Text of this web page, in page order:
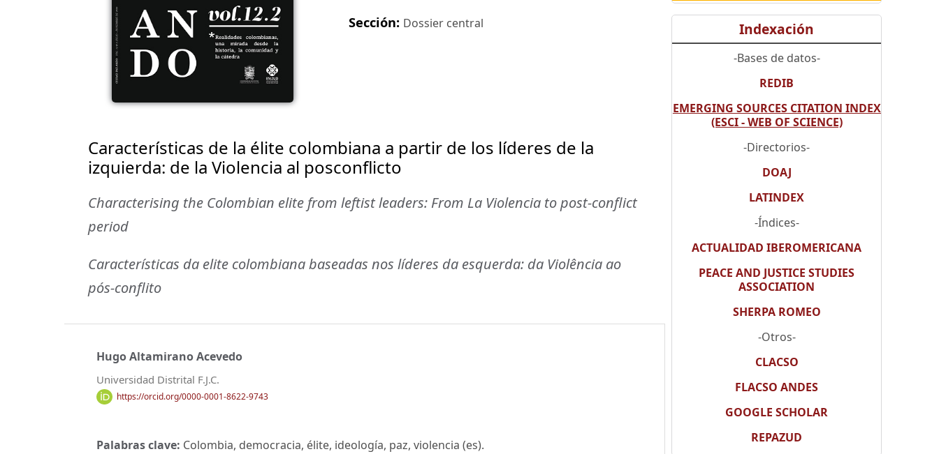
Sección: Dossier central
Características de la élite colombiana a partir de los líderes de la
izquierda: de la Violencia al posconflicto
Characterising the Colombian elite from leftist leaders: From La Violencia to post-conflict
period
Características da elite colombiana baseadas nos líderes da esquerda: da Violência ao
pós-conflito
Hugo Altamirano Acevedo
Universidad Distrital F.J.C.
https://orcid.org/0000-0001-8622-9743
Palabras clave: Colombia, democracia, élite, ideología, paz, violencia (es).
Indexación
-Bases de datos-
REDIB
EMERGING SOURCES CITATION INDEX
(ESCI - WEB OF SCIENCE)
-Directorios-
DOAJ
LATINDEX
-Índices-
ACTUALIDAD IBEROMERICANA
PEACE AND JUSTICE STUDIES
ASSOCIATION
SHERPA ROMEO
-Otros-
CLACSO
FLACSO ANDES
GOOGLE SCHOLAR
REPAZUD